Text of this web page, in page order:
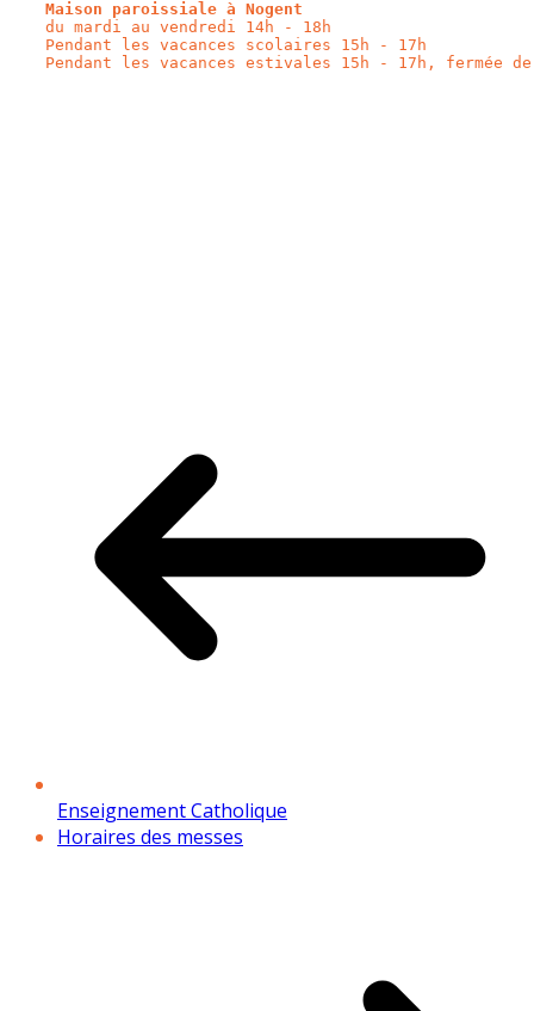
Maison paroissiale à Nogent
du mardi au vendredi 14h - 18h
Pendant les vacances scolaires 15h - 17h
Pendant les vacances estivales 15h - 17h, fermée
Enseignement Catholique
Horaires des messes